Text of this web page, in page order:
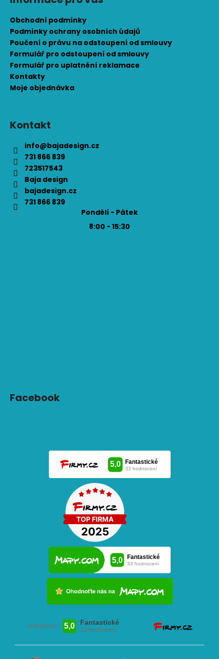
Obchodní podmínky
Podmínky ochrany osobních údajů
Poučení o právu na odstoupení od smlouvy
Formulář pro odstoupení od smlouvy
Formulář pro uplatnění reklamace
Kontakty
Moje objednávka
Kontakt
info@bajadesign.cz
731 866 839
723517543
Baja design
bajadesign.cz
731 866 839
Pondělí - Pátek
8:00 - 15:30
Facebook